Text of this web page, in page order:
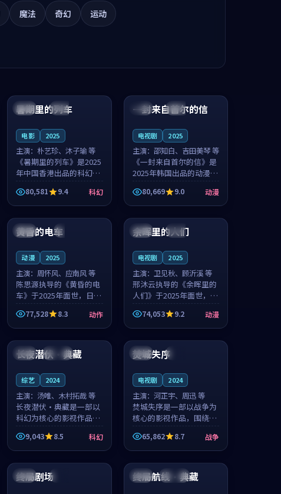
魔法 奇幻 运动
中国 杜比
暑期里的列车
电影 2025
主演：朴艺珍、沐子瑜 等
《暑期里的列车》是2025
年中国香港出品的科幻新
作，主创团队希望用城市
夜归人的故事让观众停下
来想一想。朴艺珍领衔，
沐子瑜担任重要角色，郑
书延的叙...
80,581 9.4 科幻
韩国 热播
一封来自首尔的信
电视剧 2025
主演： 邵知白、吉田美琴 等
《一封来自首尔的信》是
2025年韩国出品的动漫新
作，主创团队希望用高考
往事的故事让观众停下来
想一想。邵知白领衔，吉
田美琴担任重要角色，谢
承南的叙...
80,669 9.0 动漫
日本 4K
99:20
黄昏的电车
动漫 2025
主演：周怀风、应南风 等
陈思源执导的《黄昏的电
车》于2025年面世，日本
的城市气质与渔村故事的
人物心境共同构筑了影片
基调。周怀风、应南风用
细腻的表演撑起整部动作
电影，剧...
77,528 8.3 动作
泰国 完结
99:56
余晖里的人们
电视剧 2025
主演： 卫见秋、顾沂溪 等
邢沐云执导的《余晖里的
人们》于2025年面世，泰
国的城市气质与小镇生活
的人物心境共同构筑了影
片基调。卫见秋、顾沂溪
用细腻的表演撑起整部动
漫电影，...
74,053 9.2 动漫
韩国 连载中
99:55
长夜潜伏·典藏
综艺 2024
主演： 汤唯、木村拓哉 等
长夜潜伏·典藏是一部以
科幻为核心的影视作品，
围绕危机、反转与人物成
长展开，整体节奏紧凑，
值得推荐观看。
9,043 8.5 科幻
英国
99:09
焚城失序
电视剧 2024
主演： 河正宇、周迅 等
焚城失序是一部以战争为
核心的影视作品，围绕危
机、反转与人物成长展
开，整体节奏紧凑，值得
推荐观看。
65,862 8.7 战争
英国
94:15
终局剧场 日本 连载中
99:37
终局航线·典藏